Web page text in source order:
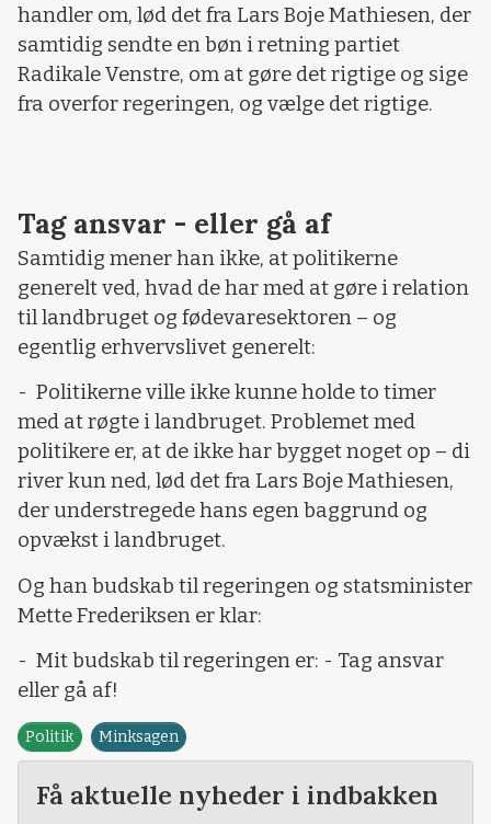
handler om, lød det fra Lars Boje Mathiesen, der
samtidig sendte en bøn i retning partiet
Radikale Venstre, om at gøre det rigtige og sige
fra overfor regeringen, og vælge det rigtige.
Tag ansvar - eller gå af
Samtidig mener han ikke, at politikerne
generelt ved, hvad de har med at gøre i relation
til landbruget og fødevaresektoren – og
egentlig erhvervslivet generelt:
- Politikerne ville ikke kunne holde to timer
med at røgte i landbruget. Problemet med
politikere er, at de ikke har bygget noget op – di
river kun ned, lød det fra Lars Boje Mathiesen,
der understregede hans egen baggrund og
opvækst i landbruget.
Og han budskab til regeringen og statsminister
Mette Frederiksen er klar:
- Mit budskab til regeringen er: - Tag ansvar
eller gå af!
Politik Minksagen
Få aktuelle nyheder i indbakken